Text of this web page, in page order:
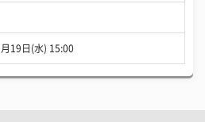
19日(水) 15:00